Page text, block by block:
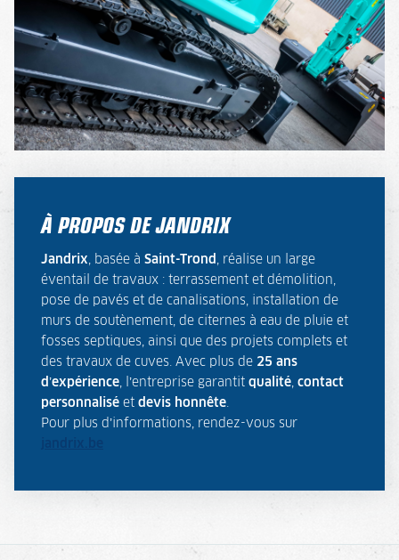
À PROPOS DE JANDRIX
Jandrix, basée à Saint-Trond , réalise un large
éventail de travaux : terrassement et démolition,
pose de pavés et de canalisations, installation de
murs de soutènement, de citernes à eau de pluie et
fosses septiques, ainsi que des projets complets et
des travaux de cuves. Avec plus de 25 ans
d’expérience, l’entreprise garantit qualité, contact
personnalisé et devis honnête.
Pour plus d’informations, rendez-vous sur